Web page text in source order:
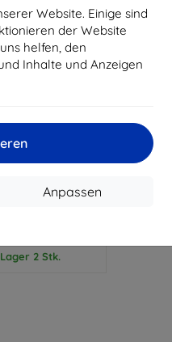
Website. Einige sind
der Website
helfen, den
Inhalte und Anzeigen
Anpassen
EXTRA10
SC PEN Hülle
Ultra / S11 Ultra
schwarz
2 Stk.